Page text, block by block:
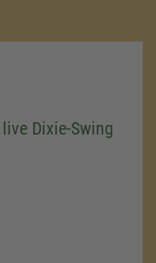
Dixie-Swing